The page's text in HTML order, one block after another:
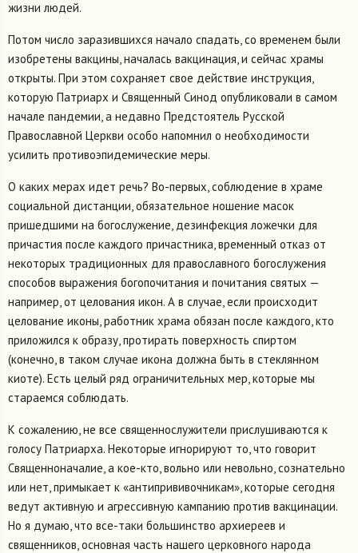
жизни людей.
Потом число заразившихся начало спадать, со временем были
изобретены вакцины, началась вакцинация, и сейчас храмы
открыты. При этом сохраняет свое действие инструкция,
которую Патриарх и Священный Синод опубликовали в самом
начале пандемии, а недавно Предстоятель Русской
Православной Церкви особо напомнил о необходимости
усилить противоэпидемические меры.
О каких мерах идет речь? Во-первых, соблюдение в храме
социальной дистанции, обязательное ношение масок
пришедшими на богослужение, дезинфекция ложечки для
причастия после каждого причастника, временный отказ от
некоторых традиционных для православного богослужения
способов выражения богопочитания и почитания святых —
например, от целования икон. А в случае, если происходит
целование иконы, работник храма обязан после каждого, кто
приложился к образу, протирать поверхность спиртом
(конечно, в таком случае икона должна быть в стеклянном
киоте). Есть целый ряд ограничительных мер, которые мы
стараемся соблюдать.
К сожалению, не все священнослужители прислушиваются к
голосу Патриарха. Некоторые игнорируют то, что говорит
Священноначалие, а кое-кто, вольно или невольно, сознательно
или нет, примыкает к «антипрививочникам», которые сегодня
ведут активную и агрессивную кампанию против вакцинации.
Но я думаю, что все-таки большинство архиереев и
священников, основная часть нашего церковного народа